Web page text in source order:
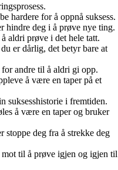
hardere for å oppnå suksess.
hindre deg i å prøve nye ting.
aldri prøve i det hele tatt.
er dårlig, det betyr bare at
andre til å aldri gi opp.
å være en taper på et
suksesshistorie i fremtiden.
å være en taper og bruker
deg fra å strekke deg
til å prøve igjen og igjen til